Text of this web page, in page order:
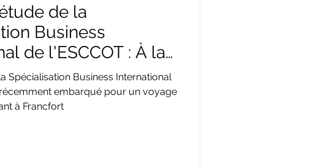
de la
Business
de l'ESCCOT : À la
de Francfort
Spécialisation Business International
embarqué pour un voyage
à Francfort